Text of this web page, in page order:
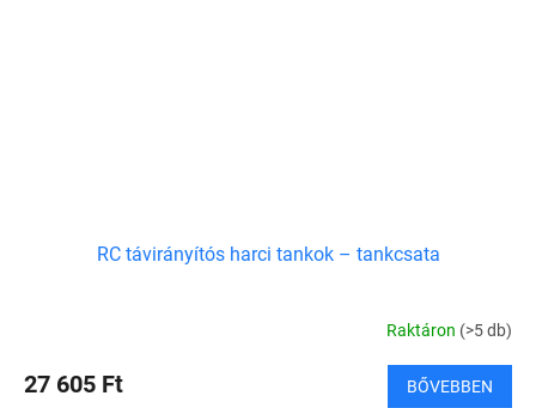
RC távirányítós harci tankok – tankcsata
Raktáron (>5 db)
27 605 Ft BŐVEBBEN